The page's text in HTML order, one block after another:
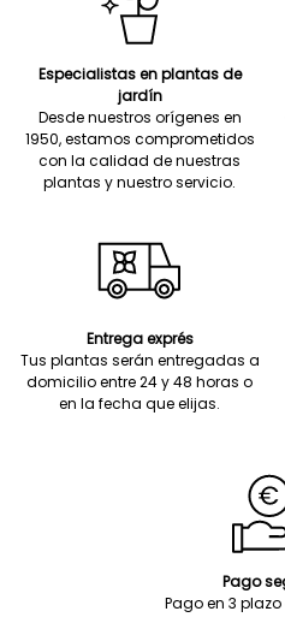
Especialistas en plantas de
jardín
Desde nuestros orígenes en
1950, estamos comprometidos
con la calidad de nuestras
plantas y nuestro servicio.
Entrega exprés
Tus plantas serán entregadas a
domicilio entre 24 y 48 horas o
en la fecha que elijas.
Pago
Pago en 3